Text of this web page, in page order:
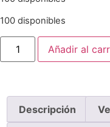
100 disponibles
Añadir al
Descripción